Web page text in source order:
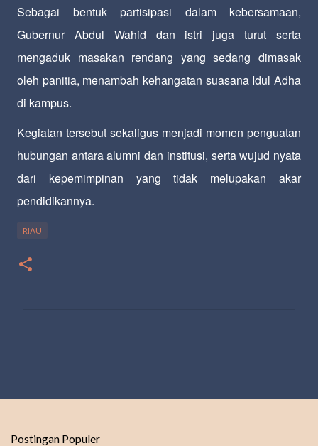
Sebagai bentuk partisipasi dalam kebersamaan,
Gubernur Abdul Wahid dan istri juga turut serta
mengaduk masakan rendang yang sedang dimasak
oleh panitia, menambah kehangatan suasana Idul Adha
di kampus.
Kegiatan tersebut sekaligus menjadi momen penguatan
hubungan antara alumni dan institusi, serta wujud nyata
dari kepemimpinan yang tidak melupakan akar
pendidikannya.
RIAU
Postingan Populer